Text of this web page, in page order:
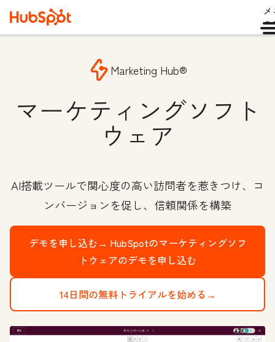
Marketing Hub®
マーケティングソフト
ウェア
AI搭載ツールで関心度の高い訪問者を惹きつけ、コ
ンバージョンを促し、信頼関係を構築
デモを申し込む→ HubSpotのマーケティングソフ
トウェアのデモを申し込む
14日間の無料トライアルを始める→